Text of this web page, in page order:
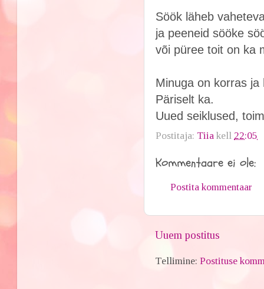
Söök läheb
ja peeneid sööke
või püree toit on ka
Minuga on korras ja
Päriselt ka.
Uued seiklused,
Postitaja: Tiia kell 22:05
Kommentaare ei ole:
Postita kommentaar
Uuem postitus
Tellimine:Postituse